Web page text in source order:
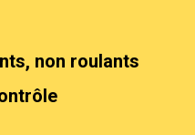
non roulants